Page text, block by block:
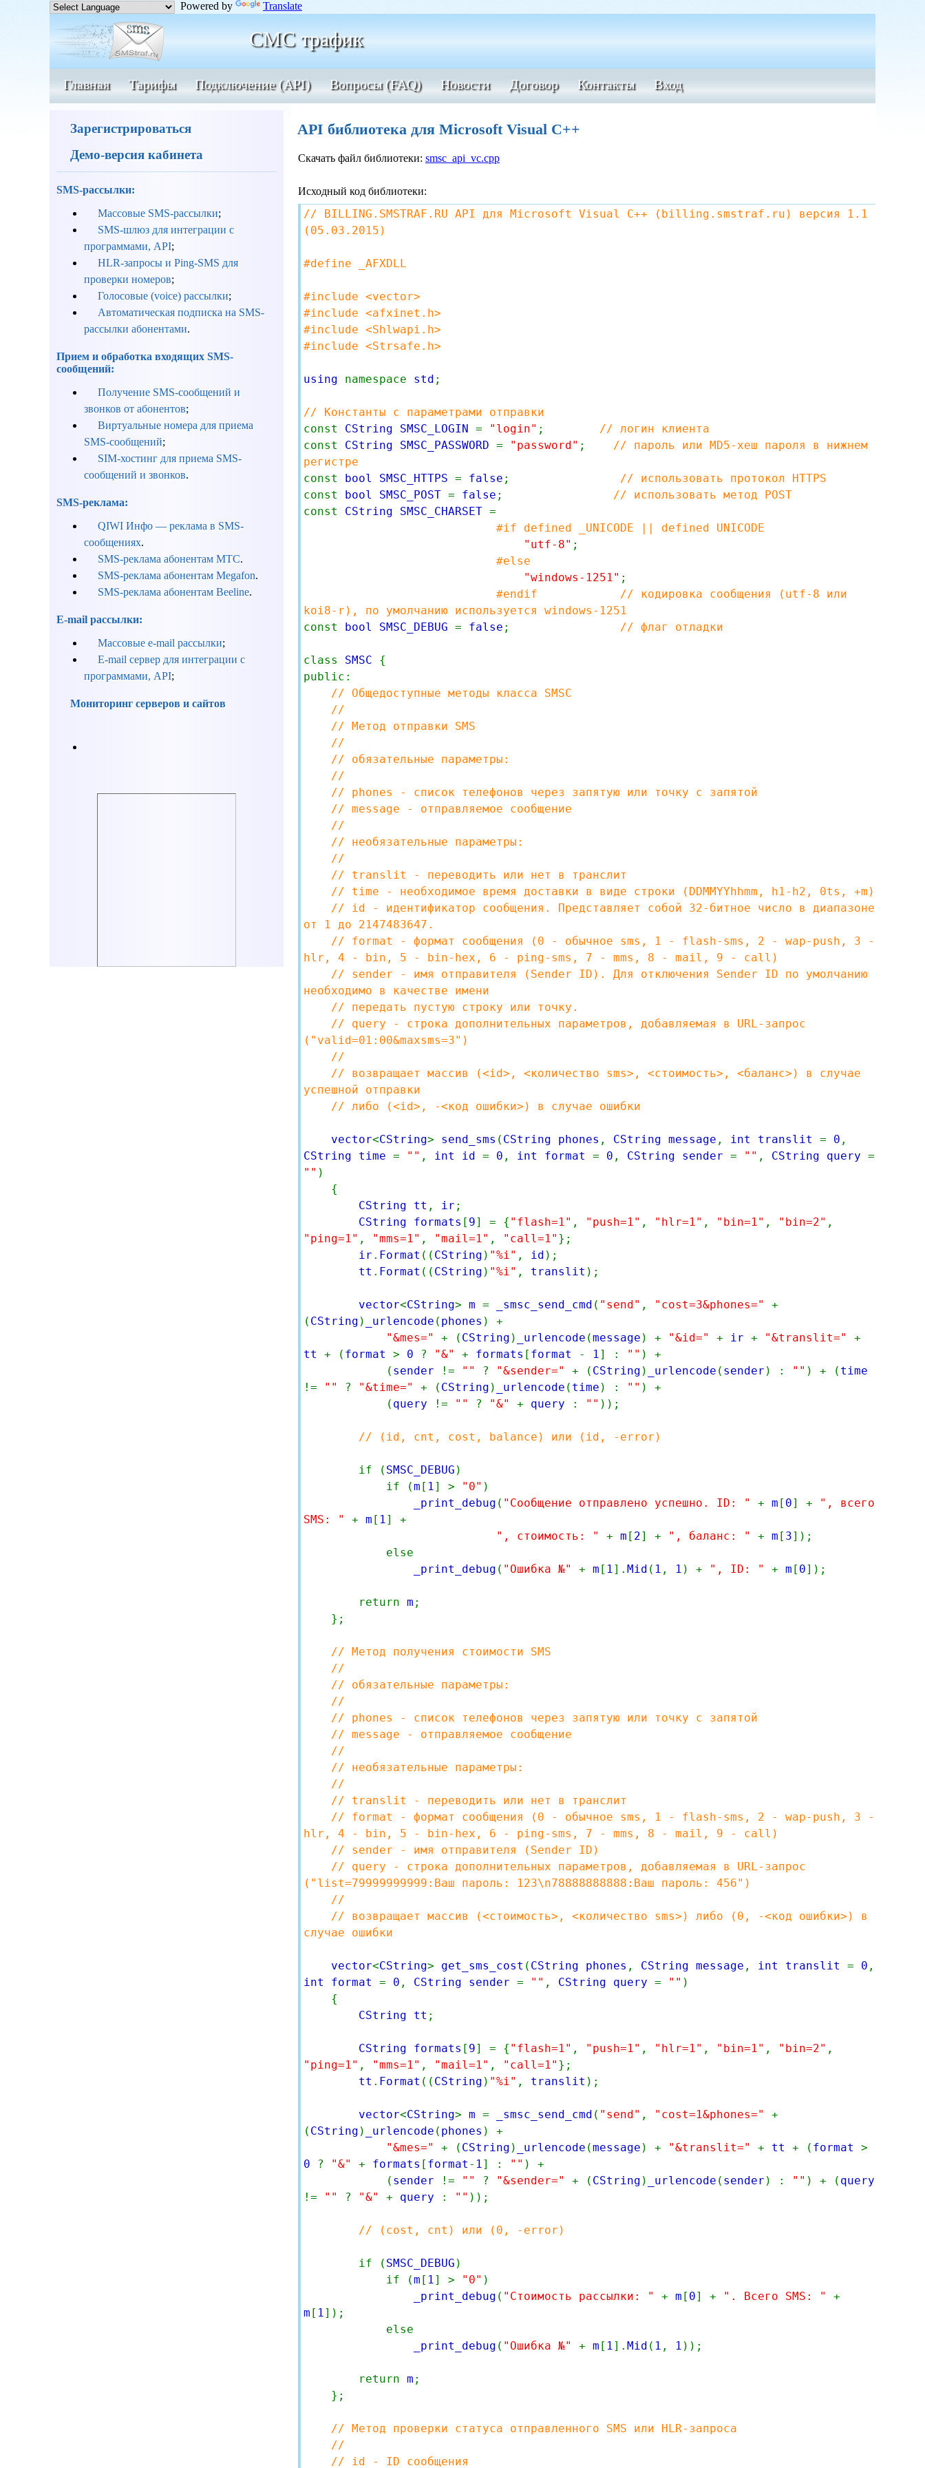
Powered by Translate
СМС трафик
Главная Тарифы Подключение (API) Вопросы (FAQ) Новости Договор Контакты Вход
Зарегистрироваться
Демо-версия кабинета
SMS-рассылки:
Массовые SMS-рассылки;
SMS-шлюз для интеграции с
программами, API;
HLR-запросы и Ping-SMS для
проверки номеров;
Голосовые (voice) рассылки;
Автоматическая подписка на SMS-
рассылки абонентами.
Прием и обработка входящих SMS-
сообщений:
Получение SMS-сообщений и
звонков от абонентов;
Виртуальные номера для приема
SMS-сообщений;
SIM-хостинг для приема SMS-
сообщений и звонков.
SMS-реклама:
QIWI Инфо — реклама в SMS-
сообщениях.
SMS-реклама абонентам МТС.
SMS-реклама абонентам Megafon.
SMS-реклама абонентам Beeline.
E-mail рассылки:
Массовые e-mail рассылки;
E-mail сервер для интеграции с
программами, API;
Мониторинг серверов и сайтов
API библиотека для Microsoft Visual C++
Скачать файл библиотеки: smsc_api_vc.cpp
Исходный код библиотеки:
// BILLING.SMSTRAF.RU API для Microsoft Visual C++ (billing.smstraf.ru) версия 1.1
(05.03.2015)
#define _AFXDLL
#include <vector>
#include <afxinet.h>
#include <Shlwapi.h>
#include <Strsafe.h>
using namespace std ;
// Константы с параметрами отправки
const CString SMSC_LOGIN = "login" ;
// логин клиента
const CString SMSC_PASSWORD = "password" ;
// пароль или MD5-хеш пароля в нижнем
регистре
const bool SMSC_HTTPS = false ;
// использовать протокол HTTPS
const bool SMSC_POST = false ;
// использовать метод POST
const CString SMSC_CHARSET =
#if defined _UNICODE || defined UNICODE
"utf-8" ;
#else
"windows-1251" ;
#endif // кодировка сообщения (utf-8 или
koi8-r), по умолчанию используется windows-1251
const bool SMSC_DEBUG = false ; // флаг отладки
class SMSC {
public:
// Общедоступные методы класса SMSС
//
// Метод отправки SMS
//
// обязательные параметры:
//
// phones - список телефонов через запятую или точку с запятой
// message - отправляемое сообщение
//
// необязательные параметры:
//
// translit - переводить или нет в транслит
// time - необходимое время доставки в виде строки (DDMMYYhhmm, h1-h2, 0ts, +m)
// id - идентификатор сообщения. Представляет собой 32-битное число в диапазоне
от 1 до 2147483647.
// format - формат сообщения (0 - обычное sms, 1 - flash-sms, 2 - wap-push, 3 -
hlr, 4 - bin, 5 - bin-hex, 6 - ping-sms, 7 - mms, 8 - mail, 9 - call)
// sender - имя отправителя (Sender ID). Для отключения Sender ID по умолчанию
необходимо в качестве имени
// передать пустую строку или точку.
// query - строка дополнительных параметров, добавляемая в URL-запрос
("valid=01:00&maxsms=3")
//
// возвращает массив (<id>, <количество sms>, <стоимость>, <баланс>) в случае
успешной отправки
// либо (<id>, -<код ошибки>) в случае ошибки
vector<CString> send_sms ( CString phones , CString message , int translit = 0 ,
CString time = "" , int id = 0 , int format = 0 , CString sender = "" , CString query =
"" )
{
CString tt , ir ;
CString formats [ 9] = { "flash=1" , "push=1" , "hlr=1" , "bin=1" , "bin=2" ,
"ping=1" , "mms=1" , "mail=1" , "call=1" };
ir . Format (( CString ) "%i" , id );
tt . Format (( CString ) "%i" , translit );
vector<CString> m = _smsc_send_cmd ( "send" , "cost=3&phones=" +
( CString ) _urlencode ( phones ) +
"&mes=" + ( CString ) _urlencode (message ) + "&id=" + ir + "&translit=" +
tt + ( format > 0 ? "&" + formats [ format - 1 ] : "" ) +
( sender != "" ? "&sender=" + ( CString ) _urlencode ( sender ) : "" ) + ( time
!=
"" ? "&time=" + ( CString ) _urlencode ( time ) : "" ) +
( query != "" ? "&" + query : "" ));
// (id, cnt, cost, balance) или (id, -error)
if ( SMSC_DEBUG )
if (m [ 1 ] > "0" )
_print_debug ( "Сообщение отправлено успешно. ID: " + m [ 0] +
", всего
SMS: " + m [ 1 ] +
", стоимость: " + m [ 2] + ", баланс: " + m [ 3]);
else
_print_debug ( "Ошибка №" + m [ 1 ]. Mid ( 1 , 1 ) + ", ID: " + m [ 0]);
return m ;
};
// Метод получения стоимости SMS
//
// обязательные параметры:
//
// phones - список телефонов через запятую или точку с запятой
// message - отправляемое сообщение
//
// необязательные параметры:
//
// translit - переводить или нет в транслит
// format - формат сообщения (0 - обычное sms, 1 - flash-sms, 2 - wap-push, 3 -
hlr, 4 - bin, 5 - bin-hex, 6 - ping-sms, 7 - mms, 8 - mail, 9 - call)
// sender - имя отправителя (Sender ID)
// query - строка дополнительных параметров, добавляемая в URL-запрос
("list=79999999999:Ваш пароль: 123\n78888888888:Ваш пароль: 456")
//
// возвращает массив (<стоимость>, <количество sms>) либо (0, -<код ошибки>) в
случае ошибки
vector<CString> get_sms_cost ( CString phones , CString message , int translit = 0 ,
int format = 0 , CString sender = "" , CString query = "" )
{
CString tt ;
CString formats [ 9] = { "flash=1" , "push=1" , "hlr=1" , "bin=1" , "bin=2" ,
"ping=1" , "mms=1" , "mail=1" , "call=1" };
tt . Format (( CString ) "%i" , translit );
vector<CString> m = _smsc_send_cmd ( "send" , "cost=1&phones=" +
( CString ) _urlencode ( phones ) +
"&mes=" + ( CString ) _urlencode (message ) + "&translit=" + tt + ( format >
0
? "&" + formats [ format - 1 ] : "" ) +
( sender != "" ? "&sender=" + ( CString ) _urlencode ( sender ) : "" ) + ( query
!=
"" ? "&" + query : "" ));
// (cost, cnt) или (0, -error)
if ( SMSC_DEBUG )
if (m [ 1 ] > "0" )
_print_debug ( "Стоимость рассылки: " + m [ 0] + ". Всего SMS: " +
m [ 1 ]);
else
_print_debug ( "Ошибка №" + m [ 1 ]. Mid ( 1 , 1 ));
return m ;
};
// Метод проверки статуса отправленного SMS или HLR-запроса
//
// id - ID cообщения